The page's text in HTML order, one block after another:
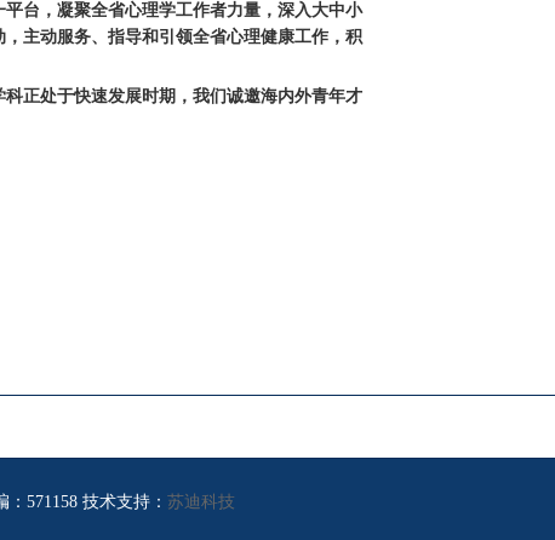
台，凝聚全省心理学工作者力量，深入大中小
主动服务、指导和引领全省心理健康工作，积
正处于快速发展时期，我们诚邀海内外青年才
571158 技术支持： 苏迪科技